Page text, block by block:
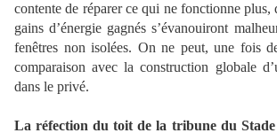
contente de réparer ce qui ne fonctionne plus,
gains d’énergie gagnés s’évanouiront
fenêtres non isolées. On ne peut, une fois
comparaison avec la construction globale
dans le privé.
La réfection du toit de la tribune du Stade